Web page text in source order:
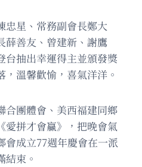
忠星、常務副會長鄭大
薛善友、曾建新、謝鷹
台抽出幸運得主並頒發獎
溫馨歡愉，喜氣洋洋。
合團體會、美西福建同鄉
愛拼才會贏》，把晚會氣
會成立77週年慶會在一派
束。